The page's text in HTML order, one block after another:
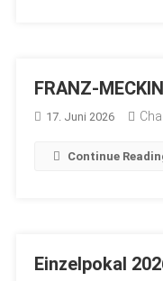
FRANZ-
17. Juni 2026
Continue
Einzelpokal